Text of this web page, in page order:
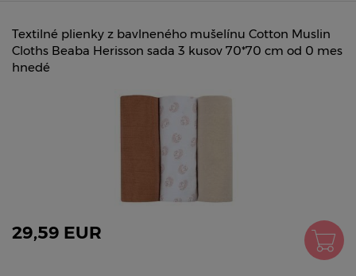
Textilné plienky z bavlneného mušelínu Cotton Muslin
Cloths Beaba Herisson sada 3 kusov 70*70 cm od 0 mes
hnedé
29,59 EUR